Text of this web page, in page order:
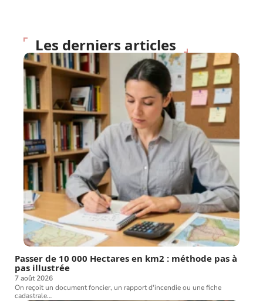
Les derniers articles
Passer de 10 000 Hectares en km2 : méthode pas à
pas illustrée
7 août 2026
On reçoit un document foncier, un rapport d'incendie ou une fiche
cadastrale…